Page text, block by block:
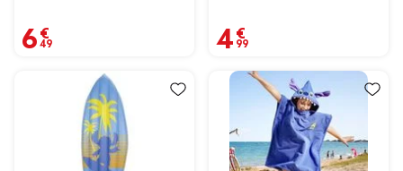
6,49 € 4,99 €